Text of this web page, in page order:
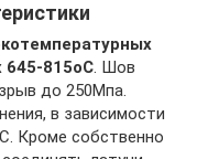
645-815оС. Шов
до 250Мпа.
в зависимости
Кроме собственно